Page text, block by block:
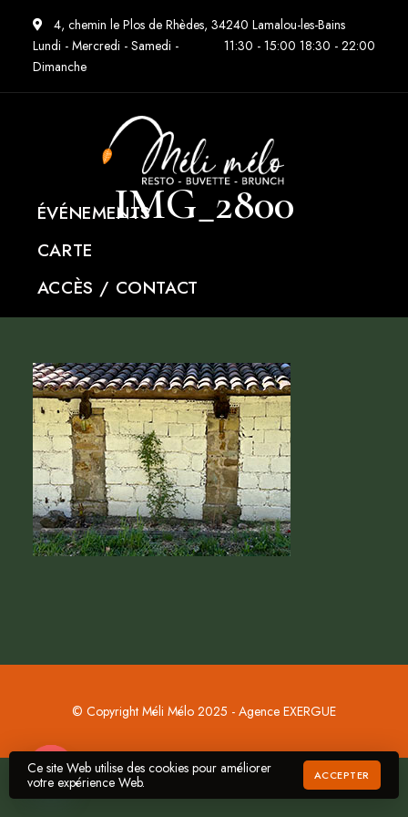
4, chemin le Plos de Rhèdes, 34240 Lamalou-les-Bains
Lundi - Mercredi - Samedi -
Dimanche
11:30 - 15:00 18:30 - 22:00
ÉVÉNEMENTS
CARTE
ACCÈS / CONTACT
IMG_2800
© Copyright Méli Mélo 2025 - Agence EXERGUE
Ce site Web utilise des cookies pour améliorer
votre expérience Web.
ACCEPTER
Commander
Open chaty